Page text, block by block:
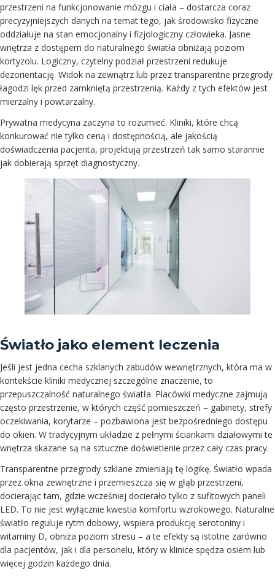
przestrzeni na funkcjonowanie mózgu i ciała – dostarcza coraz
precyzyjniejszych danych na temat tego, jak środowisko fizyczne
oddziałuje na stan emocjonalny i fizjologiczny człowieka. Jasne
wnętrza z dostępem do naturalnego światła obniżają poziom
kortyzolu. Logiczny, czytelny podział przestrzeni redukuje
dezorientację. Widok na zewnątrz lub przez transparentne przegrody
łagodzi lęk przed zamkniętą przestrzenią. Każdy z tych efektów jest
mierzalny i powtarzalny.
Prywatna medycyna zaczyna to rozumieć. Kliniki, które chcą
konkurować nie tylko ceną i dostępnością, ale jakością
doświadczenia pacjenta, projektują przestrzeń tak samo starannie
jak dobierają sprzęt diagnostyczny.
Światło jako element leczenia
Jeśli jest jedna cecha szklanych zabudów wewnętrznych, która ma w
kontekście kliniki medycznej szczególne znaczenie, to
przepuszczalność naturalnego światła. Placówki medyczne zajmują
często przestrzenie, w których część pomieszczeń – gabinety, strefy
oczekiwania, korytarze – pozbawiona jest bezpośredniego dostępu
do okien. W tradycyjnym układzie z pełnymi ściankami działowymi te
wnętrza skazane są na sztuczne doświetlenie przez cały czas pracy.
Transparentne przegrody szklane zmieniają tę logikę. Światło wpada
przez okna zewnętrzne i przemieszcza się w głąb przestrzeni,
docierając tam, gdzie wcześniej docierało tylko z sufitowych paneli
LED. To nie jest wyłącznie kwestia komfortu wzrokowego. Naturalne
światło reguluje rytm dobowy, wspiera produkcję serotoniny i
witaminy D, obniża poziom stresu – a te efekty są istotne zarówno
dla pacjentów, jak i dla personelu, który w klinice spędza osiem lub
więcej godzin każdego dnia.